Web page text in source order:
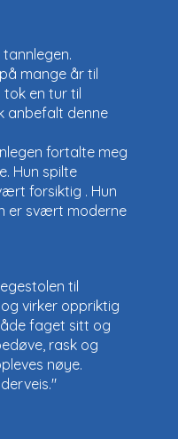
mange år til
tok en tur til
anbefalt denne
fortalte meg
Hun spilte
forsiktig . Hun
er svært moderne
til
virker oppriktig
faget sitt og
rask og
nøye.